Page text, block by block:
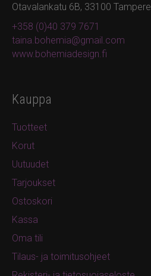
Otavalankatu 6B, 33100 Tampere
+358 (0)40 379 7671
taina.bohemia@gmail.com
www.bohemiadesign.fi
Kauppa
Tuotteet
Korut
Uutuudet
Tarjoukset
Ostoskori
Kassa
Oma tili
Tilaus- ja toimitusohjeet